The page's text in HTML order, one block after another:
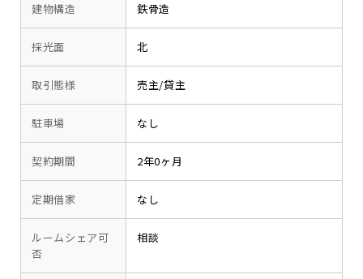
建物構造 鉄骨造
採光面 北
取引態様 売主/貸主
駐車場 なし
契約期間 2年0ヶ月
定期借家 なし
ルームシェア可
否
相談